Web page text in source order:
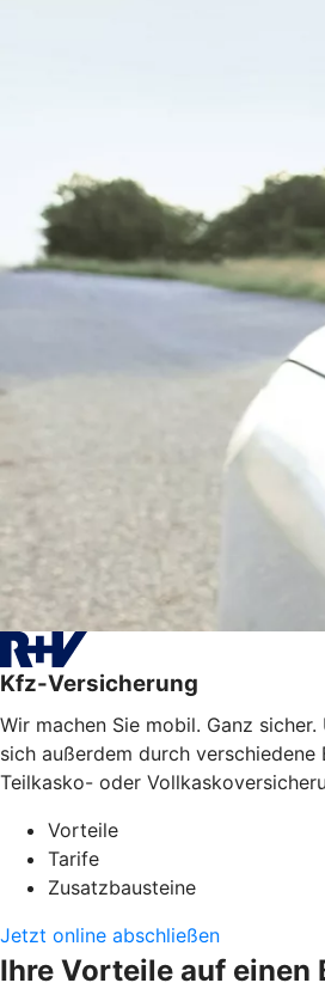
Kfz-Versicherung
Wir machen Sie mobil. Ganz
sich außerdem durch
Teilkasko- oder
Vorteile
Tarife
Zusatzbausteine
Jetzt online abschließen
Ihre Vorteile auf einen